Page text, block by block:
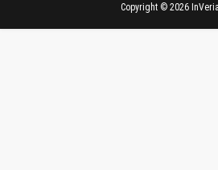
Copyright © 2026